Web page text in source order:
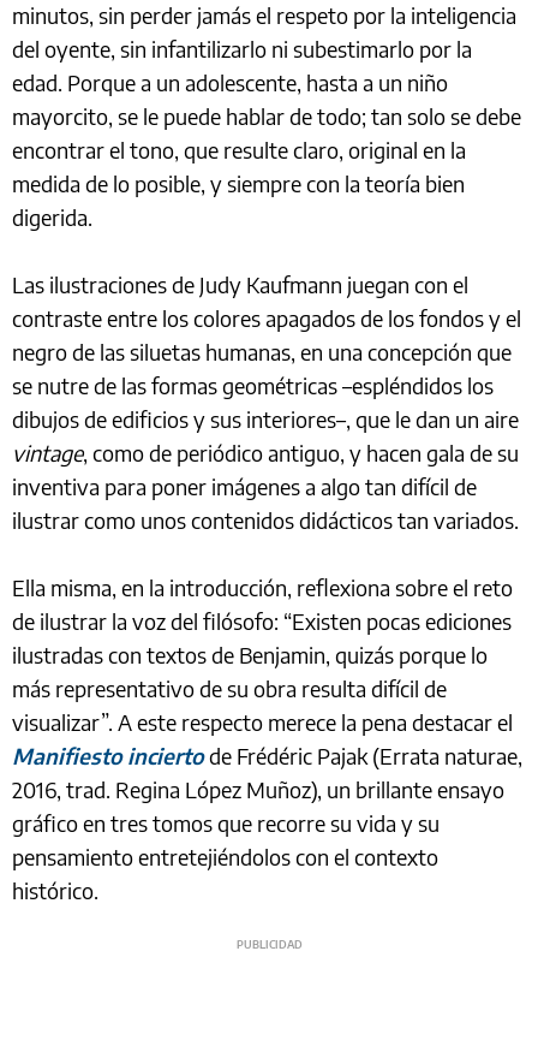
minutos, sin perder jamás el respeto por la inteligencia
del oyente, sin infantilizarlo ni subestimarlo por la
edad. Porque a un adolescente, hasta a un niño
mayorcito, se le puede hablar de todo; tan solo se debe
encontrar el tono, que resulte claro, original en la
medida de lo posible, y siempre con la teoría bien
digerida.
Las ilustraciones de Judy Kaufmann juegan con el
contraste entre los colores apagados de los fondos y el
negro de las siluetas humanas, en una concepción que
se nutre de las formas geométricas –espléndidos los
dibujos de edificios y sus interiores–, que le dan un aire
vintage, como de periódico antiguo, y hacen gala de su
inventiva para poner imágenes a algo tan difícil de
ilustrar como unos contenidos didácticos tan variados.
Ella misma, en la introducción, reflexiona sobre el reto
de ilustrar la voz del filósofo: “Existen pocas ediciones
ilustradas con textos de Benjamin, quizás porque lo
más representativo de su obra resulta difícil de
visualizar”. A este respecto merece la pena destacar el
Manifiesto inciertode Frédéric Pajak (Errata naturae,
2016, trad. Regina López Muñoz), un brillante ensayo
gráfico en tres tomos que recorre su vida y su
pensamiento entretejiéndolos con el contexto
histórico.